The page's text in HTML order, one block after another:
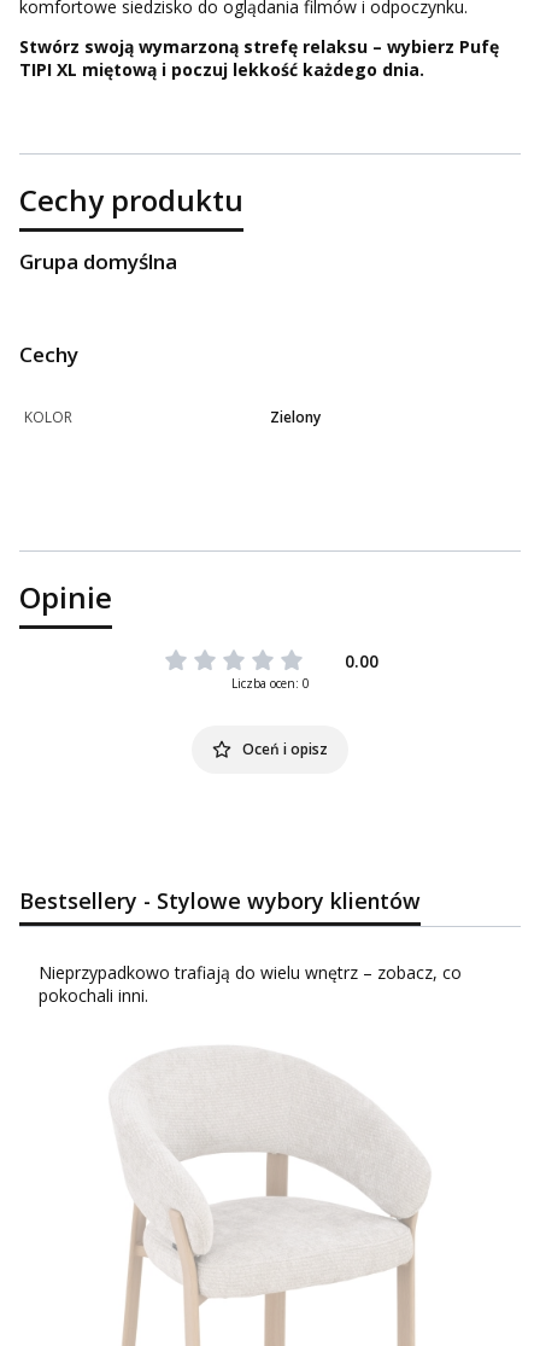
komfortowe siedzisko do oglądania filmów i odpoczynku.
Stwórz swoją wymarzoną strefę relaksu – wybierz Pufę
TIPI XL miętową i poczuj lekkość każdego dnia.
Cechy produktu
Grupa domyślna
Cechy
KOLOR Zielony
Opinie
0.00
Liczba ocen: 0
Oceń i opisz
Bestsellery - Stylowe wybory klientów
Nieprzypadkowo trafiają do wielu wnętrz – zobacz, co
pokochali inni.